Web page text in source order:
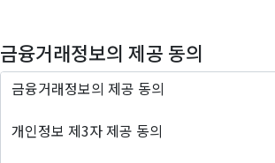
금융거래정보의 제공 동의